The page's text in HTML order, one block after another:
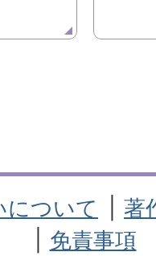
について
著
免責事項